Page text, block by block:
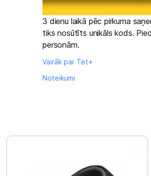
3 dienu laikā pēc pirkuma
tiks nosūtīts unikāls kods.
personām.
Vairāk par Tet+
Noteikumi